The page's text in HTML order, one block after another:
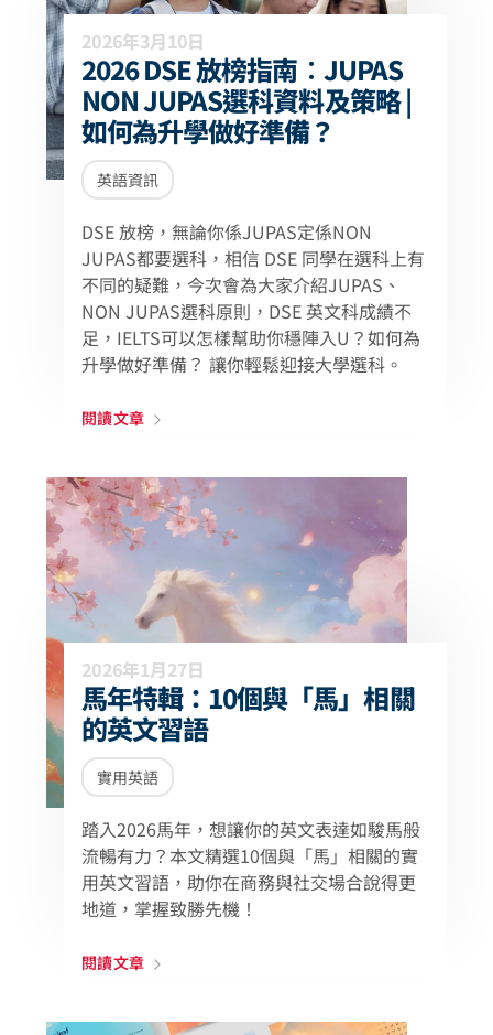
2026年3月10日
2026 DSE 放榜指南︰JUPAS
NON JUPAS選科資料及策略 |
如何為升學做好準備？
英語資訊
DSE 放榜，無論你係JUPAS定係NON
JUPAS都要選科，相信 DSE 同學在選科上有
不同的疑難，今次會為大家介紹JUPAS、
NON JUPAS選科原則，DSE 英文科成績不
足，IELTS可以怎樣幫助你穩陣入U？如何為
升學做好準備？ 讓你輕鬆迎接大學選科。
閱讀文章
2026年1月27日
馬年特輯：10個與「馬」相關
的英文習語
實用英語
踏入2026馬年，想讓你的英文表達如駿馬般
流暢有力？本文精選10個與「馬」相關的實
用英文習語，助你在商務與社交場合說得更
地道，掌握致勝先機！
閱讀文章